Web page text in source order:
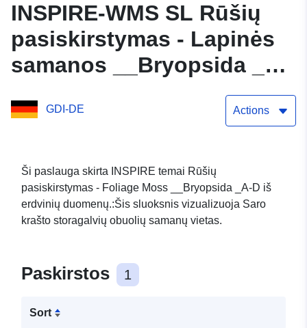
INSPIRE-WMS SL Rūšių
pasiskirstymas - Lapinės
samanos __Bryopsida _A-
D - Bartramia ithyphylla
GDI-DE Actions
Ši paslauga skirta INSPIRE temai Rūšių
pasiskirstymas - Foliage Moss __Bryopsida _A-D iš
erdvinių duomenų.:Šis sluoksnis vizualizuoja Saro
krašto storagalvių obuolių samanų vietas.
Paskirstos 1
Sort